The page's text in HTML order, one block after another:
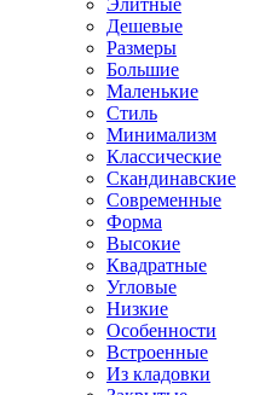
Элитные
Дешевые
Размеры
Большие
Маленькие
Стиль
Минимализм
Классические
Скандинавские
Современные
Форма
Высокие
Квадратные
Угловые
Низкие
Особенности
Встроенные
Из кладовки